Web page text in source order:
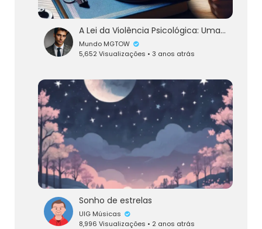
A Lei da Violência Psicológica: Uma Ameaça à Igualdade de Gênero
Mundo MGTOW
5,652 Visualizações • 3 anos atrás
Sonho de estrelas
UIG Músicas
8,996 Visualizações • 2 anos atrás